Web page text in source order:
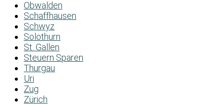
Obwalden
Schaffhausen
Schwyz
Solothurn
St. Gallen
Steuern Sparen
Thurgau
Uri
Zug
Zürich